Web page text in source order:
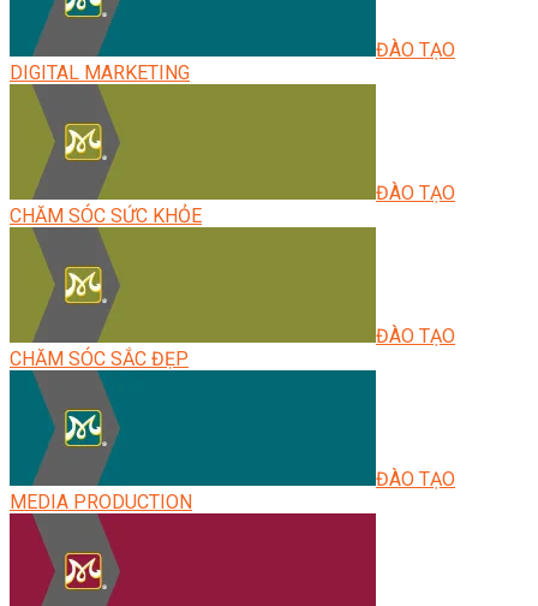
ĐÀO TẠO
DIGITAL MARKETING
ĐÀO TẠO
CHĂM SÓC SỨC KHỎE
ĐÀO TẠO
CHĂM SÓC SẮC ĐẸP
ĐÀO TẠO
MEDIA PRODUCTION